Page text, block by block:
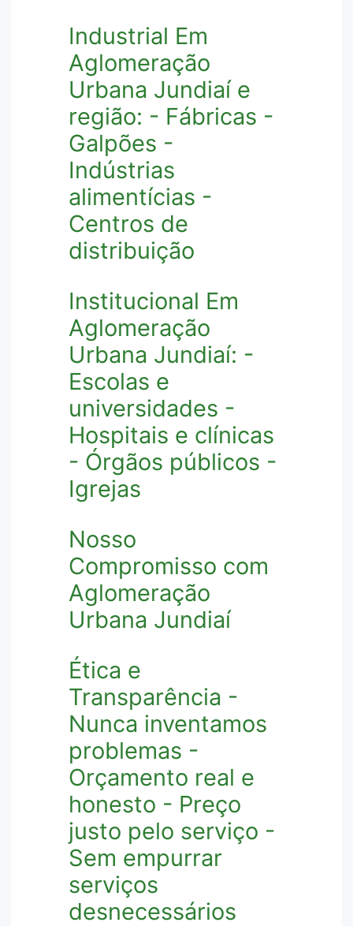
Industrial Em
Aglomeração
Urbana Jundiaí e
região: - Fábricas -
Galpões -
Indústrias
alimentícias -
Centros de
distribuição
Institucional Em
Aglomeração
Urbana Jundiaí: -
Escolas e
universidades -
Hospitais e clínicas
- Órgãos públicos -
Igrejas
Nosso
Compromisso com
Aglomeração
Urbana Jundiaí
Ética e
Transparência -
Nunca inventamos
problemas -
Orçamento real e
honesto - Preço
justo pelo serviço -
Sem empurrar
serviços
desnecessários